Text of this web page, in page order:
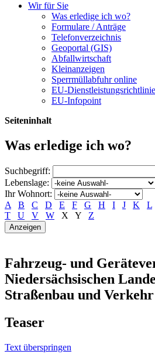
Wir für Sie
Was erledige ich wo?
Formulare / Anträge
Telefonverzeichnis
Geoportal (GIS)
Abfallwirtschaft
Kleinanzeigen
Sperrmüllabfuhr online
EU-Dienstleistungsrichtlinie
EU-Infopoint
Seiteninhalt
Was erledige ich wo?
Suchbegriff:
Lebenslage:
Ihr Wohnort:
A
B C D E F G H I J K L
T
U V W X Y Z
Fahrzeug- und
Niedersächsischen
Straßenbau und Verkehr
Teaser
Text überspringen